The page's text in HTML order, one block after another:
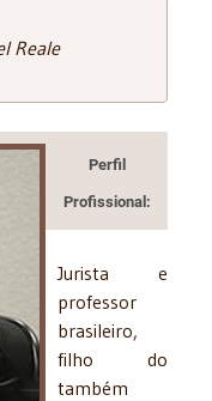
Reale
Perfil
Profissional:
Jurista e
professor
brasileiro,
filho do
também